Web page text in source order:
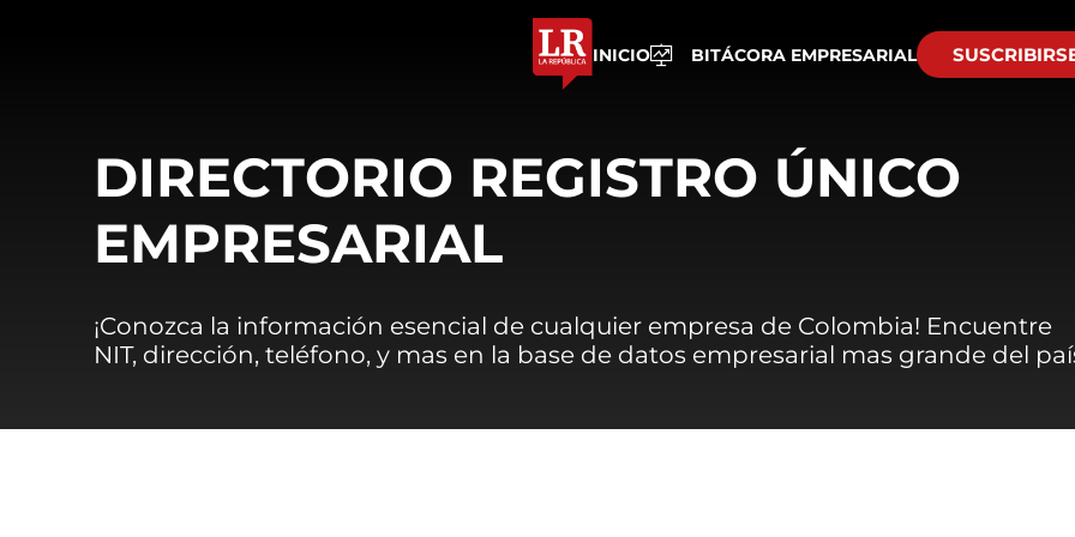
INICIO BITÁCORA EMPRESARIAL
DIRECTORIO REGISTRO ÚNICO
EMPRESARIAL
¡Conozca la información esencial de cualquier empresa de Colombia! Encuentre
NIT, dirección, teléfono, y mas en la base de datos empresarial mas grande del